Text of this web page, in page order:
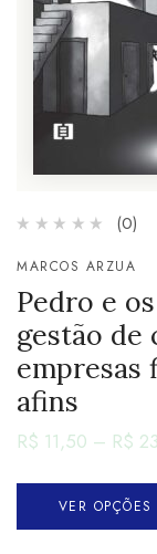
(0)
MARCOS ARZUA
Pedro e
gestão
empresas
afins
R$ 11,50 – R$
VER OPÇÕES